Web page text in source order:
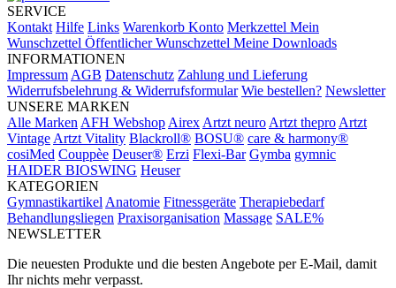
SERVICE
Kontakt Hilfe Links Warenkorb Konto Merkzettel Mein
Wunschzettel Öffentlicher Wunschzettel Meine Downloads
INFORMATIONEN
Impressum AGB Datenschutz Zahlung und Lieferung
Widerrufsbelehrung & Widerrufsformular Wie bestellen? Newsletter
UNSERE MARKEN
Alle Marken AFH Webshop Airex Artzt neuro Artzt thepro Artzt
Vintage Artzt Vitality Blackroll® BOSU® care & harmony®
cosiMed Couppèe Deuser® Erzi Flexi-Bar Gymba gymnic
HAIDER BIOSWING Heuser
KATEGORIEN
Gymnastikartikel Anatomie Fitnessgeräte Therapiebedarf
Behandlungsliegen Praxisorganisation Massage SALE%
NEWSLETTER
Die neuesten Produkte und die besten Angebote per E-Mail, damit
Ihr nichts mehr verpasst.